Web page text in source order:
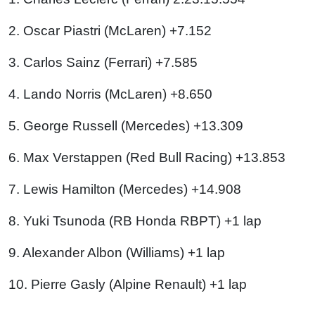
2. Oscar Piastri (McLaren) +7.152
3. Carlos Sainz (Ferrari) +7.585
4. Lando Norris (McLaren) +8.650
5. George Russell (Mercedes) +13.309
6. Max Verstappen (Red Bull Racing) +13.853
7. Lewis Hamilton (Mercedes) +14.908
8. Yuki Tsunoda (RB Honda RBPT) +1 lap
9. Alexander Albon (Williams) +1 lap
10. Pierre Gasly (Alpine Renault) +1 lap